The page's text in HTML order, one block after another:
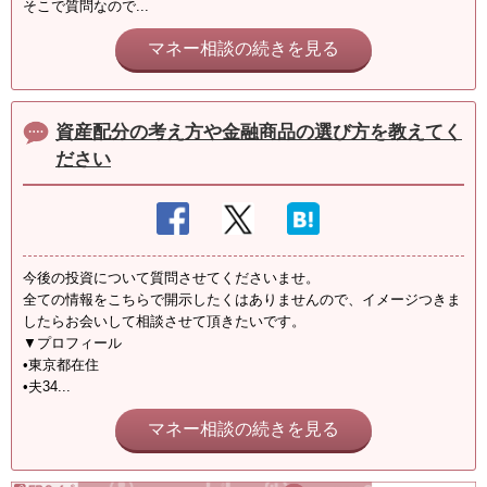
そこで質問なので...
マネー相談の続きを見る
資産配分の考え方や金融商品の選び方を教えてく
ださい
今後の投資について質問させてくださいませ。
全ての情報をこちらで開示したくはありませんので、イメージつきま
したらお会いして相談させて頂きたいです。
▼プロフィール
•東京都在住
•夫34...
マネー相談の続きを見る